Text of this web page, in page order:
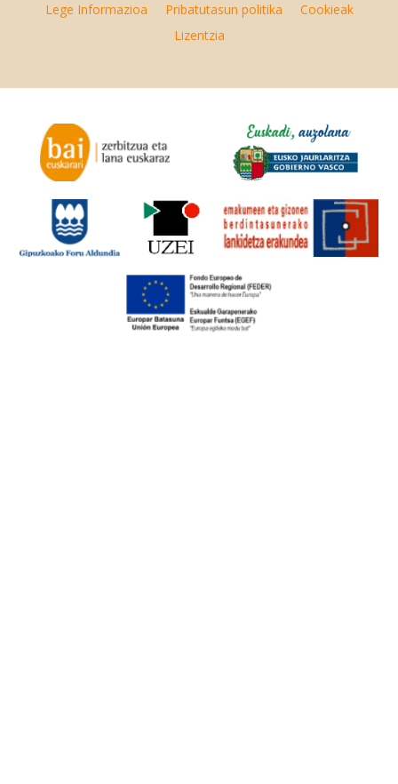
Lege Informazioa Pribatutasun politika
Cookieak
Lizentzia